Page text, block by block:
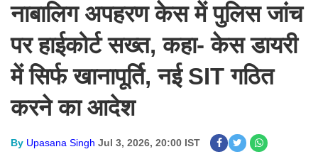
नाबालिग अपहरण केस में पुलिस जांच
पर हाईकोर्ट सख्त, कहा- केस डायरी
में सिर्फ खानापूर्ति, नई SIT गठित
करने का आदेश
By Upasana Singh Jul 3, 2026, 20:00 IST